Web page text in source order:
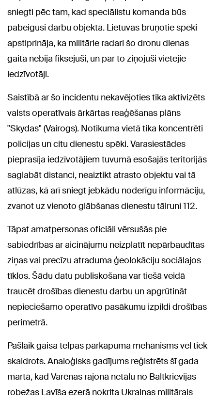
sniegti pēc tam, kad speciālistu komanda būs
pabeigusi darbu objektā. Lietuvas bruņotie spēki
apstiprināja, ka militārie radari šo dronu dienas
gaitā nebija fiksējuši, un par to ziņojuši vietējie
iedzīvotāji.
Saistībā ar šo incidentu nekavējoties tika aktivizēts
valsts operatīvais ārkārtas reaģēšanas plāns
"Skydas" (Vairogs). Notikuma vietā tika koncentrēti
policijas un citu dienestu spēki. Varasiestādes
pieprasīja iedzīvotājiem tuvumā esošajās teritorijās
saglabāt distanci, neaiztikt atrasto objektu vai tā
atlūzas, kā arī sniegt jebkādu noderīgu informāciju,
zvanot uz vienoto glābšanas dienestu tālruni 112.
Tāpat amatpersonas oficiāli vērsušās pie
sabiedrības ar aicinājumu neizplatīt nepārbaudītas
ziņas vai precīzu atraduma ģeolokāciju sociālajos
tīklos. Šādu datu publiskošana var tiešā veidā
traucēt drošības dienestu darbu un apgrūtināt
nepieciešamo operatīvo pasākumu izpildi drošības
perimetrā.
Pašlaik gaisa telpas pārkāpuma mehānisms vēl tiek
skaidrots. Analoģisks gadījums reģistrēts šī gada
martā, kad Varēnas rajonā netālu no Baltkrievijas
robežas Lavīša ezerā nokrita Ukrainas militārais